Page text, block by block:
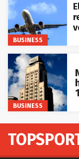
BUSINESS
BUSINESS